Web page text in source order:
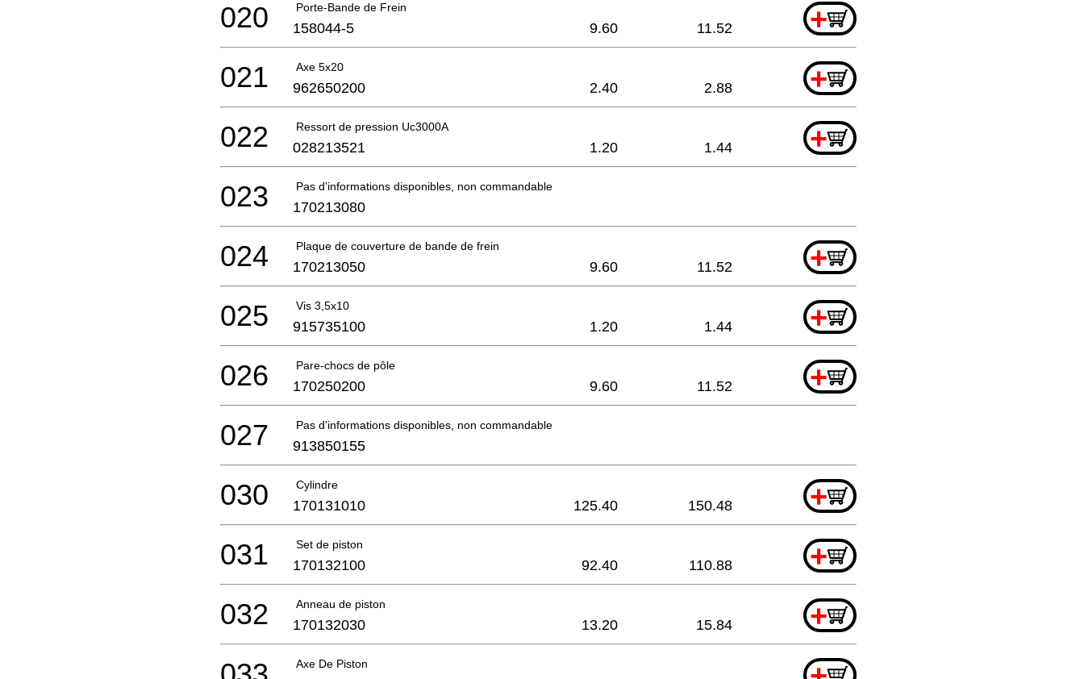
Porte-Bande de Frein +
020 158044-5 9.60 11.52
Axe 5x20 +
021 962650200 2.40 2.88
Ressort de pression Uc3000A +
022 028213521 1.20 1.44
Pas d'informations disponibles, non commandable
023 170213080
Plaque de couverture de bande de frein +
024 170213050 9.60 11.52
Vis 3,5x10 +
025 915735100 1.20 1.44
Pare-chocs de pôle +
026 170250200 9.60 11.52
Pas d'informations disponibles, non commandable
027 913850155
Cylindre +
030 170131010 125.40 150.48
Set de piston +
031 170132100 92.40 110.88
Anneau de piston +
032 170132030 13.20 15.84
Axe De Piston